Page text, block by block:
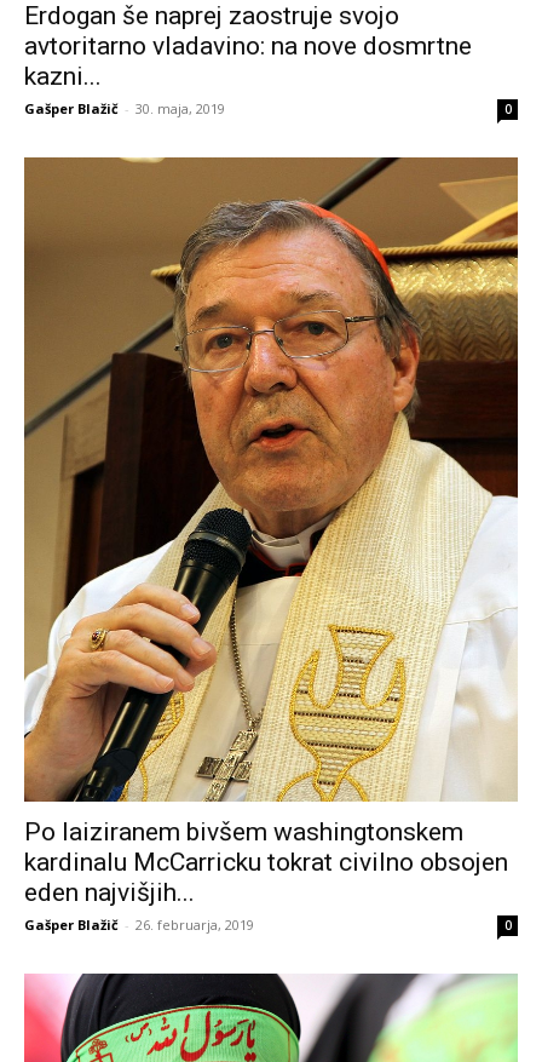
Erdogan še naprej zaostruje svojo
avtoritarno vladavino: na nove dosmrtne
kazni...
Gašper Blažič - 30. maja, 2019 0
Po laiziranem bivšem washingtonskem
kardinalu McCarricku tokrat civilno obsojen
eden najvišjih...
Gašper Blažič - 26. februarja, 2019 0